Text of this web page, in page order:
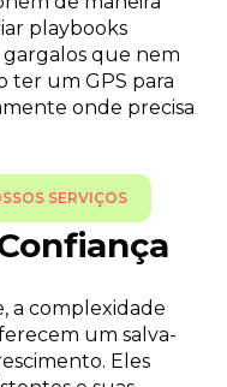
playbooks
que nem
ter um GPS para
onde precisa
SERVIÇOS
a complexidade
um salva-
Eles